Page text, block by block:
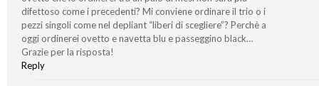
difettoso come i precedenti? Mi conviene ordinare il trio o i
pezzi singoli come nel depliant “liberi di scegliere”? Perchè a
oggi ordinerei ovetto e navetta blu e passeggino black…
Grazie per la risposta!
Reply